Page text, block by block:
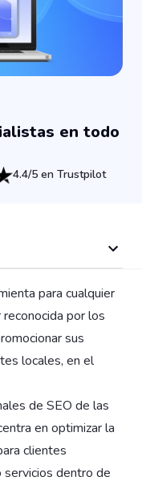
en todo
4.4/5 en Trustpilot
para cualquier
por los
sus
locales, en el
de SEO de las
en optimizar la
clientes
dentro de